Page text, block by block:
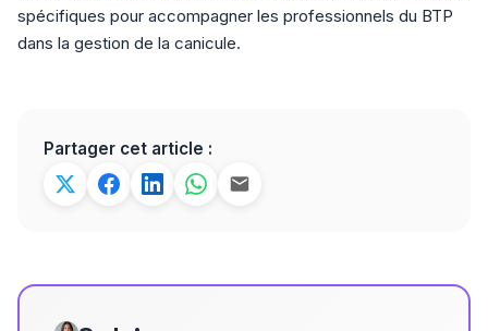
spécifiques pour accompagner les professionnels du BTP
dans la gestion de la canicule.
Partager cet article :